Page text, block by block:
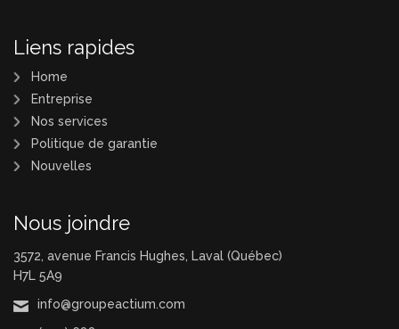
Liens rapides
Home
Entreprise
Nos services
Politique de garantie
Nouvelles
Nous joindre
3572, avenue Francis Hughes, Laval (Québec)
H7L 5A9
info@groupeactium.com